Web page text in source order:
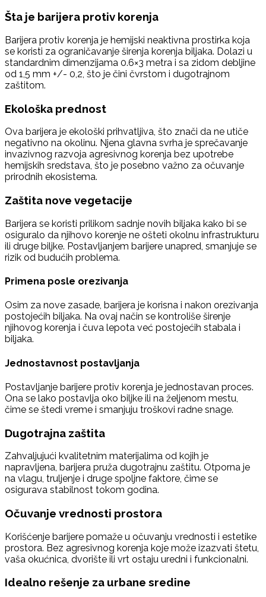
Šta je barijera protiv korenja
Barijera protiv korenja je hemijski neaktivna prostirka koja
se koristi za ograničavanje širenja korenja biljaka. Dolazi u
standardnim dimenzijama 0.6×3 metra i sa zidom debljine
od 1,5 mm +/- 0,2, što je čini čvrstom i dugotrajnom
zaštitom.
Ekološka prednost
Ova barijera je ekološki prihvatljiva, što znači da ne utiče
negativno na okolinu. Njena glavna svrha je sprečavanje
invazivnog razvoja agresivnog korenja bez upotrebe
hemijskih sredstava, što je posebno važno za očuvanje
prirodnih ekosistema.
Zaštita nove vegetacije
Barijera se koristi prilikom sadnje novih biljaka kako bi se
osiguralo da njihovo korenje ne ošteti okolnu infrastrukturu
ili druge biljke. Postavljanjem barijere unapred, smanjuje se
rizik od budućih problema.
Primena posle orezivanja
Osim za nove zasade, barijera je korisna i nakon orezivanja
postojećih biljaka. Na ovaj način se kontroliše širenje
njihovog korenja i čuva lepota već postojećih stabala i
biljaka.
Jednostavnost postavljanja
Postavljanje barijere protiv korenja je jednostavan proces.
Ona se lako postavlja oko biljke ili na željenom mestu,
čime se štedi vreme i smanjuju troškovi radne snage.
Dugotrajna zaštita
Zahvaljujući kvalitetnim materijalima od kojih je
napravljena, barijera pruža dugotrajnu zaštitu. Otporna je
na vlagu, truljenje i druge spoljne faktore, čime se
osigurava stabilnost tokom godina.
Očuvanje vrednosti prostora
Korišćenje barijere pomaže u očuvanju vrednosti i estetike
prostora. Bez agresivnog korenja koje može izazvati štetu,
vaša okućnica, dvorište ili vrt ostaju uredni i funkcionalni.
Idealno rešenje za urbane sredine